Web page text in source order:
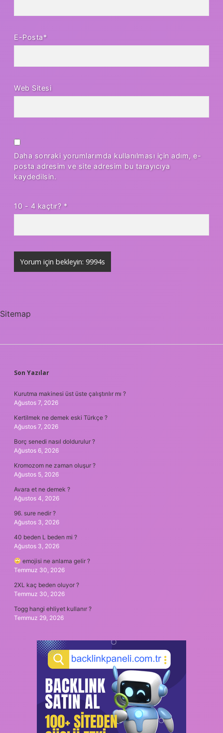
E-Posta*
Web Sitesi
Daha sonraki yorumlarımda kullanılması için adım, e-
posta adresim ve site adresim bu tarayıcıya
kaydedilsin.
10 - 4 kaçtır? *
Sitemap
SIDEBAR
Son Yazılar
Kurutma makinesi üst üste çalıştırılır mı ?
Ağustos 7, 2026
Kertilmek ne demek eski Türkçe ?
Ağustos 7, 2026
Borç senedi nasıl doldurulur ?
Ağustos 6, 2026
Kromozom ne zaman oluşur ?
Ağustos 5, 2026
Avara et ne demek ?
Ağustos 4, 2026
96. sure nedir ?
Ağustos 3, 2026
40 beden L beden mi ?
Ağustos 3, 2026
emojisi ne anlama gelir ?
Temmuz 30, 2026
2XL kaç beden oluyor ?
Temmuz 30, 2026
Togg hangi ehliyet kullanır ?
Temmuz 29, 2026